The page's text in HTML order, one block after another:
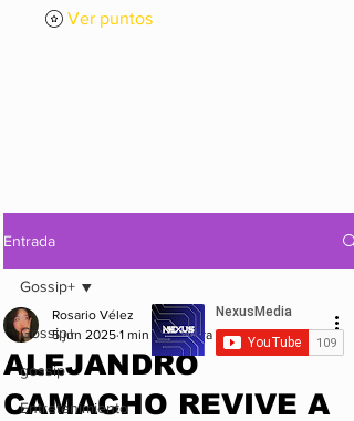
Ver puntos
Entrada
Gossip+
gossip
Entretenimiento
Gossip+
ALEJANDRO
CAMACHO REVIVE A
Rosario Vélez
5 jun 2025 1 min de lectura